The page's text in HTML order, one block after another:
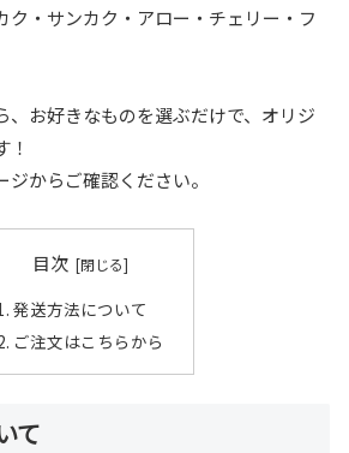
ク・サンカク・アロー・チェリー・フ
、お好きなものを選ぶだけで、オリジ
！
からご確認ください。
目次
発送方法について
ご注文はこちらから
て